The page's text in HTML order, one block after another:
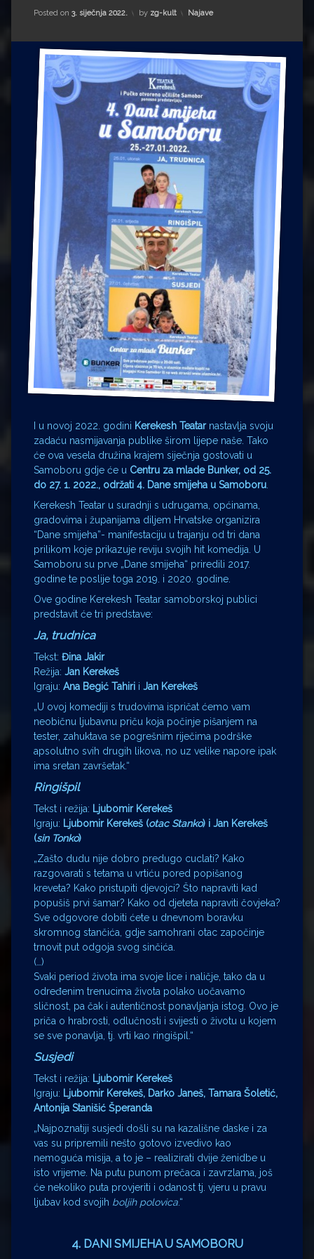
Matea Andrić
Ljiljana Lekanić-Kljaić
Željko Krznarić
Mario Lovreković
Miroslav Šantek
Posted on 3. siječnja 2022. by zg-kult Kategorije:
Najave
I u novoj 2022. godini Kerekesh Teatarnastavlja svoju
zadaću nasmijavanja publike širom lijepe naše. Tako
će ova vesela družina krajem siječnja gostovati u
Samoboru gdje će u Centru za mlade Bunker, od 25.
do 27. 1. 2022., održati 4. Dane smijeha u Samoboru.
Kerekesh Teatar u suradnji s udrugama, općinama,
gradovima i županijama diljem Hrvatske organizira
“Dane smijeha”- manifestaciju u trajanju od tri dana
prilikom koje prikazuje reviju svojih hit komedija. U
Samoboru su prve „Dane smijeha“ priredili 2017.
godine te poslije toga 2019. i 2020. godine.
Ove godine Kerekesh Teatar samoborskoj publici
predstavit će tri predstave:
Ja, trudnica
Tekst: Đina Jakir
Režija: Jan Kerekeš
Igraju: Ana Begić Tahiri i Jan Kerekeš
„U ovoj komediji s trudovima ispričat ćemo vam
neobičnu ljubavnu priču koja počinje pišanjem na
tester, zahuktava se pogrešnim riječima podrške
apsolutno svih drugih likova, no uz velike napore ipak
ima sretan završetak.“
Ringišpil
Tekst i režija: Ljubomir Kerekeš
Igraju: Ljubomir Kerekeš (otac Stanko) i Jan Kerekeš
(sin Tonko)
„Zašto dudu nije dobro predugo cuclati? Kako
razgovarati s tetama u vrtiću pored popišanog
kreveta? Kako pristupiti djevojci? Što napraviti kad
popušiš prvi šamar? Kako od djeteta napraviti čovjeka?
Sve odgovore dobiti ćete u dnevnom boravku
skromnog stančića, gdje samohrani otac započinje
trnovit put odgoja svog sinčića.
(…)
Svaki period života ima svoje lice i naličje, tako da u
određenim trenucima života polako uočavamo
sličnost, pa čak i autentičnost ponavljanja istog. Ovo je
priča o hrabrosti, odlučnosti i svijesti o životu u kojem
se sve ponavlja, tj. vrti kao ringišpil.“
Susjedi
Tekst i režija: Ljubomir Kerekeš
Igraju: Ljubomir Kerekeš, Darko Janeš, Tamara Šoletić,
Antonija Stanišić Šperanda
„Najpoznatiji susjedi došli su na kazališne daske i za
vas su pripremili nešto gotovo izvedivo kao
nemoguća misija, a to je – realizirati dvije ženidbe u
isto vrijeme. Na putu punom prečaca i zavrzlama, još
će nekoliko puta provjeriti i odanost tj. vjeru u pravu
ljubav kod svojih boljih polovica.“
4. DANI SMIJEHA U SAMOBORU